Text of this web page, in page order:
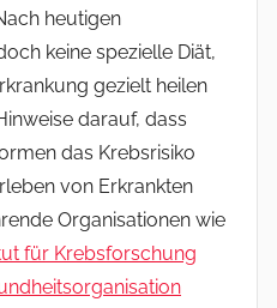
heutigen
keine spezielle Diät,
gezielt heilen
darauf, dass
das Krebsrisiko
von Erkrankten
Organisationen wie
für Krebsforschung